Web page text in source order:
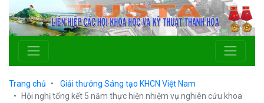
Trang chủ
Giải thưởng Sáng tạo KHCN Việt Nam
Hội nghị tổng kết 5 năm thực hiện nhiệm vụ nghiên cứu khoa